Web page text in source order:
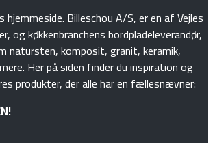
hjemmeside. Billeschou A/S, er en af Vejles
og køkkenbranchens bordpladeleverandør,
natursten, komposit, granit, keramik,
Her på siden finder du inspiration og
produkter, der alle har en fællesnævner: